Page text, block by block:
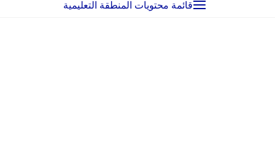
قائمة محتويات المنطقة التعليمية